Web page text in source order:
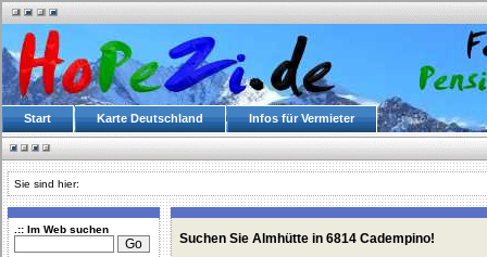
Start Karte Deutschland Infos für Vermieter
Sie sind hier:
.:: Im Web suchen
Suchen Sie Almhütte in 6814 Cadempino!